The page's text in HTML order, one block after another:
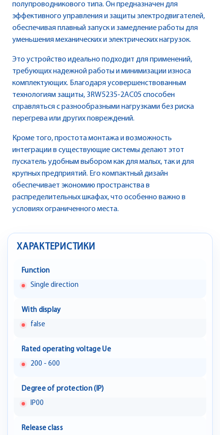
полупроводникового типа. Он предназначен для
эффективного управления и защиты электродвигателей,
обеспечивая плавный запуск и замедление работы для
уменьшения механических и электрических нагрузок.
Это устройство идеально подходит для применений,
требующих надежной работы и минимизации износа
комплектующих. Благодаря усовершенствованным
технологиям защиты, 3RW5235-2AC05 способен
справляться с разнообразными нагрузками без риска
перегрева или других повреждений.
Кроме того, простота монтажа и возможность
интеграции в существующие системы делают этот
пускатель удобным выбором как для малых, так и для
крупных предприятий. Его компактный дизайн
обеспечивает экономию пространства в
распределительных шкафах, что особенно важно в
условиях ограниченного места.
ХАРАКТЕРИСТИКИ
Function
Single direction
With display
false
Rated operating voltage Ue
200 - 600
Degree of protection (IP)
IP00
Release class